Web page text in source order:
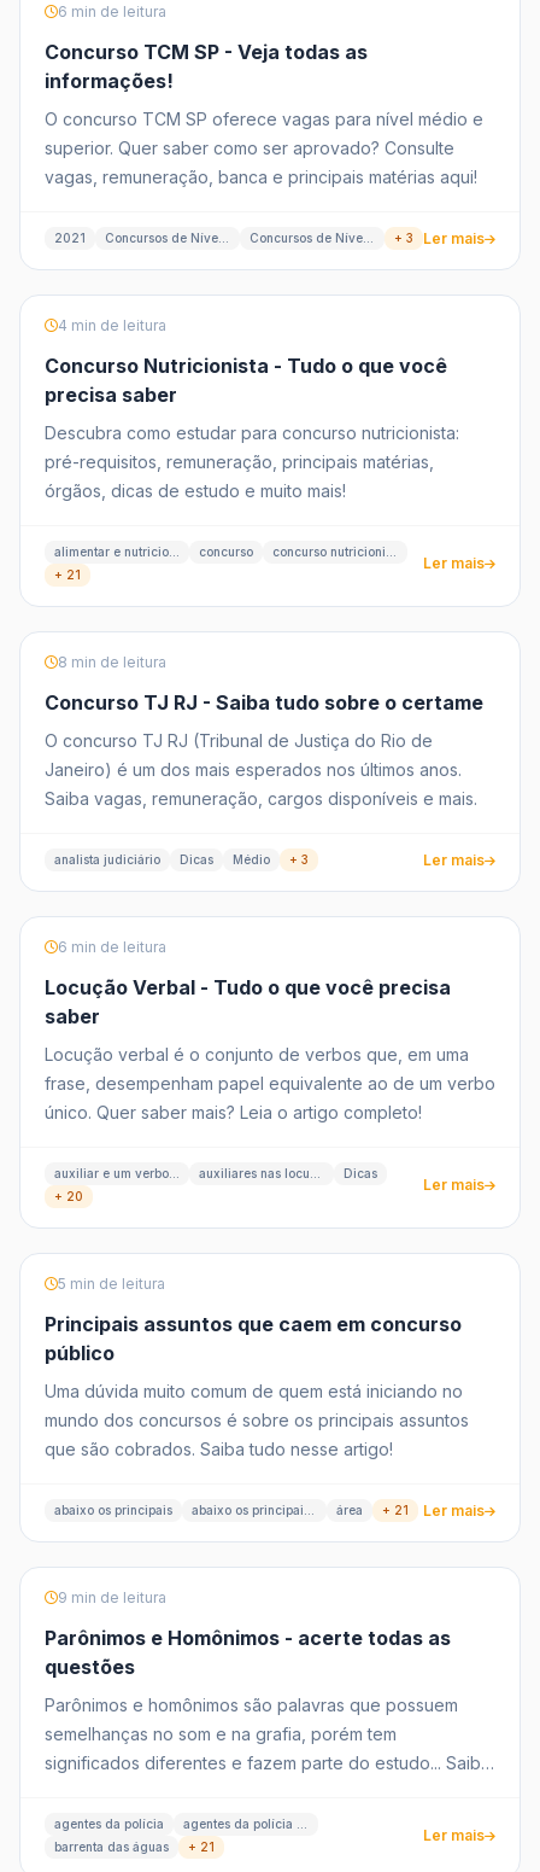
6 min de leitura
Concurso TCM SP - Veja todas as
informações!
O concurso TCM SP oferece vagas para nível médio e
superior. Quer saber como ser aprovado? Consulte
vagas, remuneração, banca e principais matérias aqui!
2021 + 3 Ler mais
4 min de leitura
Concurso Nutricionista - Tudo o que você
precisa saber
Descubra como estudar para concurso nutricionista:
pré-requisitos, remuneração, principais matérias,
órgãos, dicas de estudo e muito mais!
concurso
+ 21
Ler mais
8 min de leitura
Concurso TJ RJ - Saiba tudo sobre o certame
O concurso TJ RJ (Tribunal de Justiça do Rio de
Janeiro) é um dos mais esperados nos últimos anos.
Saiba vagas, remuneração, cargos disponíveis e mais.
analista judiciário Dicas Médio + 3 Ler mais
6 min de leitura
Locução Verbal - Tudo o que você precisa
saber
Locução verbal é o conjunto de verbos que, em uma
frase, desempenham papel equivalente ao de um verbo
único. Quer saber mais? Leia o artigo completo!
Dicas
+ 20
Ler mais
5 min de leitura
Principais assuntos que caem em concurso
público
Uma dúvida muito comum de quem está iniciando no
mundo dos concursos é sobre os principais assuntos
que são cobrados. Saiba tudo nesse artigo!
abaixo os principais área + 21 Ler mais
9 min de leitura
Parônimos e Homônimos - acerte todas as
questões
Parônimos e homônimos são palavras que possuem
semelhanças no som e na grafia, porém tem
significados diferentes e fazem parte do estudo... Saiba
agentes da polícia
barrenta das águas
+ 21
Ler mais